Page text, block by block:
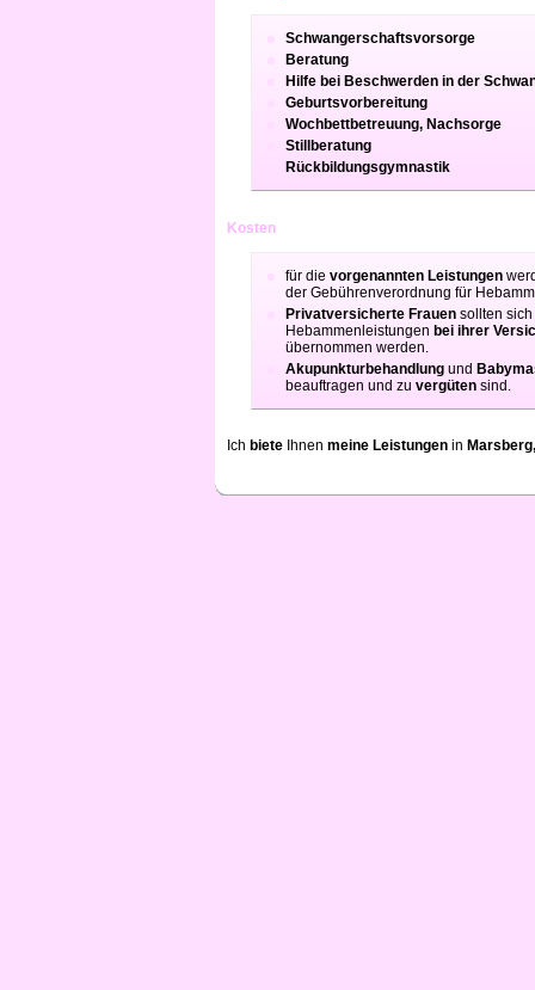
Schwangerschaftsvorsorge
Beratung
Hilfe bei Beschwerden in der
Geburtsvorbereitung
Wochbettbetreuung, Nachsorge
Stillberatung
Rückbildungsgymnastik
Kosten
für die vorgenannten Leistungen
der Gebührenverordnung für
Privatversicherte Frauen sollten sich
Hebammenleistungen bei ihrer
übernommen werden.
Akupunkturbehandlung und
beauftragen und zu vergüten sind.
Ich biete Ihnen meine Leistungen in